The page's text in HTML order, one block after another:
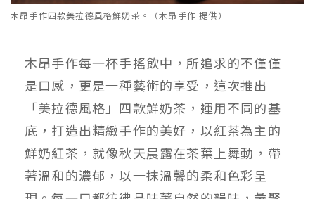
木昂手作四款美拉德風格鮮奶茶。（木昂手作 提供）
木昂手作每一杯手搖飲中，所追求的不僅僅
是口感，更是一種藝術的享受，這次推出
「美拉德風格」四款鮮奶茶，運用不同的基
底，打造出精緻手作的美好，以紅茶為主的
鮮奶紅茶，就像秋天晨露在茶葉上舞動，帶
著溫和的濃郁，以一抹溫馨的柔和色彩呈